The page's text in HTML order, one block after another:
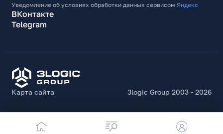
Уведомление об условиях обработки данных сервисом Яндекс
ВКонтакте
Telegram
Карта сайта 3logic Group 2003 - 2026